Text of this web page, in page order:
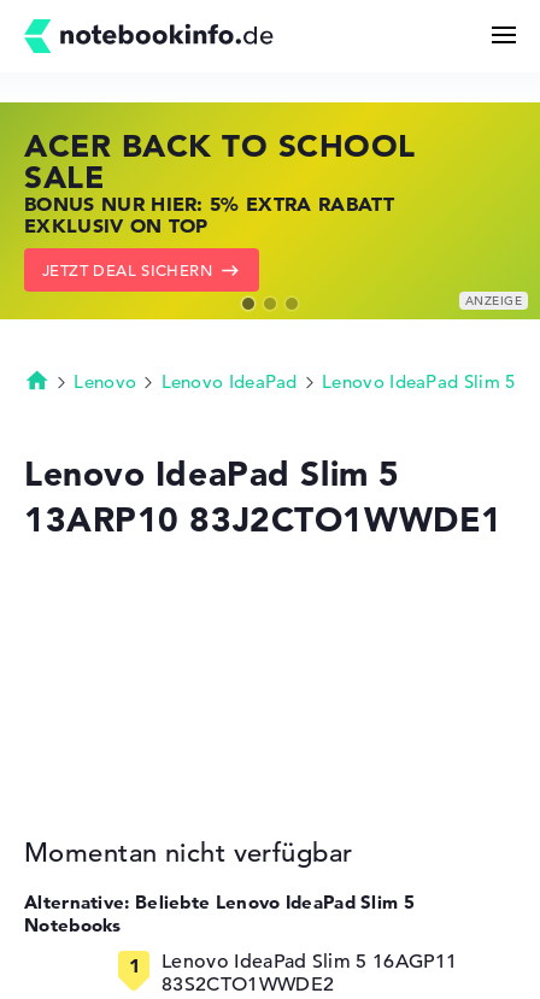
Kaufberatung
Technik & Wissen
Deals
Merkzettel
ACER BACK TO SCHOOL
SALE
BONUS NUR HIER: 5% EXTRA RABATT
EXKLUSIV ON TOP
JETZT DEAL SICHERN
HP STORE SSV DEALS
JETZT ZUGREIFEN: NOTEBOOKS BEI HP
KRÄFTIG REDUZIERT
ZU DEN HP ANGEBOTEN
LENOVO LAPTOP DEALS
NOTEBOOKS BEI LENOVO JETZT
KRÄFTIG REDUZIERT
LENOVO DEALS ZEIGEN
Startseite
Lenovo Lenovo IdeaPad Lenovo IdeaPad Slim 5
Lenovo IdeaPad Slim 5
13ARP10 83J2CTO1WWDE1
Momentan nicht verfügbar
Alternative: Beliebte Lenovo IdeaPad Slim 5
Notebooks
Lenovo IdeaPad Slim 5 16AGP11
83S2CTO1WWDE2